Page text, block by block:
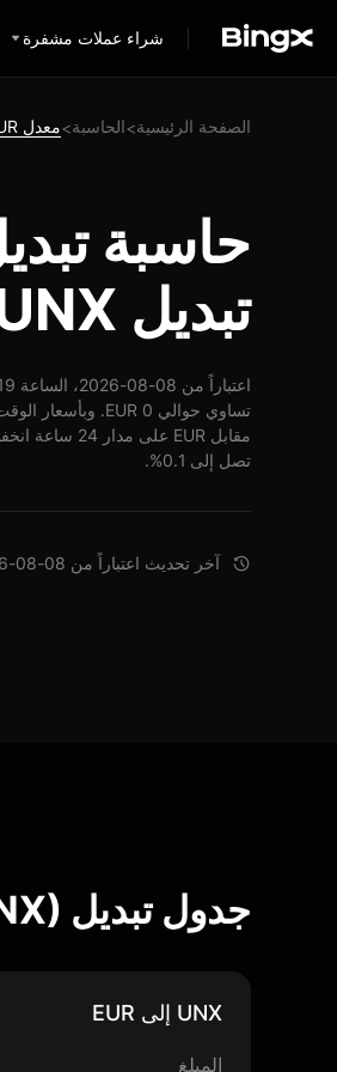
شراء عملات مشفرة
الصفحة الرئيسية>الحاسبة>معدل UNX EUR
تبديل UNX إلى EUR
تصل إلى 0.1%.
آخر تحديث اعتباراً من 08-08-2026 الساعة 09:19 (UTC)
جدول تبديل Unchain X (UNX)
UNX إلى EUR
المبلغ